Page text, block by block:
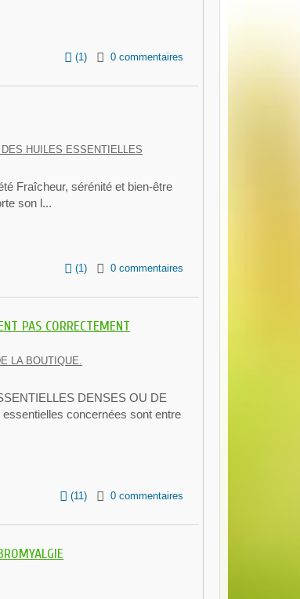
(1) 0 commentaires
HUILES ESSENTIELLES
Fraîcheur, sérénité et bien-être
son l...
(1) 0 commentaires
PAS CORRECTEMENT
LA BOUTIQUE.
DENSES OU DE
concernées sont entre
(11) 0 commentaires